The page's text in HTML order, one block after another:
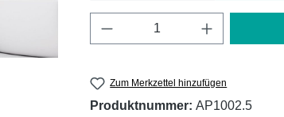
Produkt Anzahl: Gib
Zum Merkzettel hinzufügen
Produktnummer: AP1002.5